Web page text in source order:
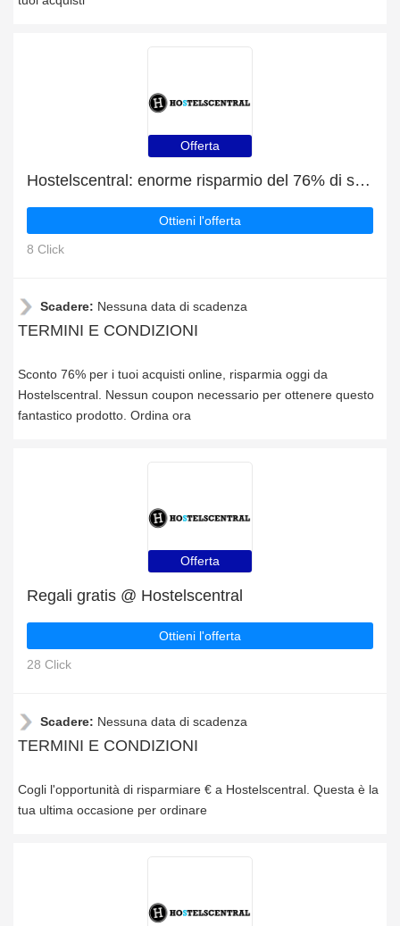
Offerta
Hostelscentral: enorme risparmio del 76% di sconto su tutto il sito solo per questo mese
Ottieni l'offerta
8 Click
Scadere: Nessuna data di scadenza
TERMINI E CONDIZIONI
Sconto 76% per i tuoi acquisti online, risparmia oggi da
Hostelscentral. Nessun coupon necessario per ottenere questo
fantastico prodotto. Ordina ora
Offerta
Regali gratis @ Hostelscentral
Ottieni l'offerta
28 Click
Scadere: Nessuna data di scadenza
TERMINI E CONDIZIONI
Cogli l'opportunità di risparmiare € a Hostelscentral. Questa è la
tua ultima occasione per ordinare